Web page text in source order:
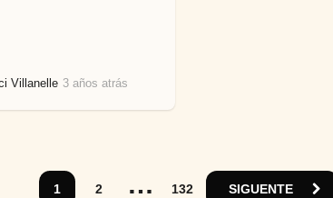
Villanelle 3 años atrás
1 2 … 132 SIGUENTE